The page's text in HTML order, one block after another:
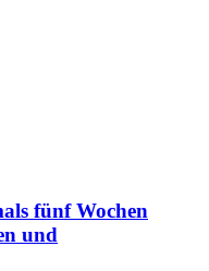
fünf Wochen
und